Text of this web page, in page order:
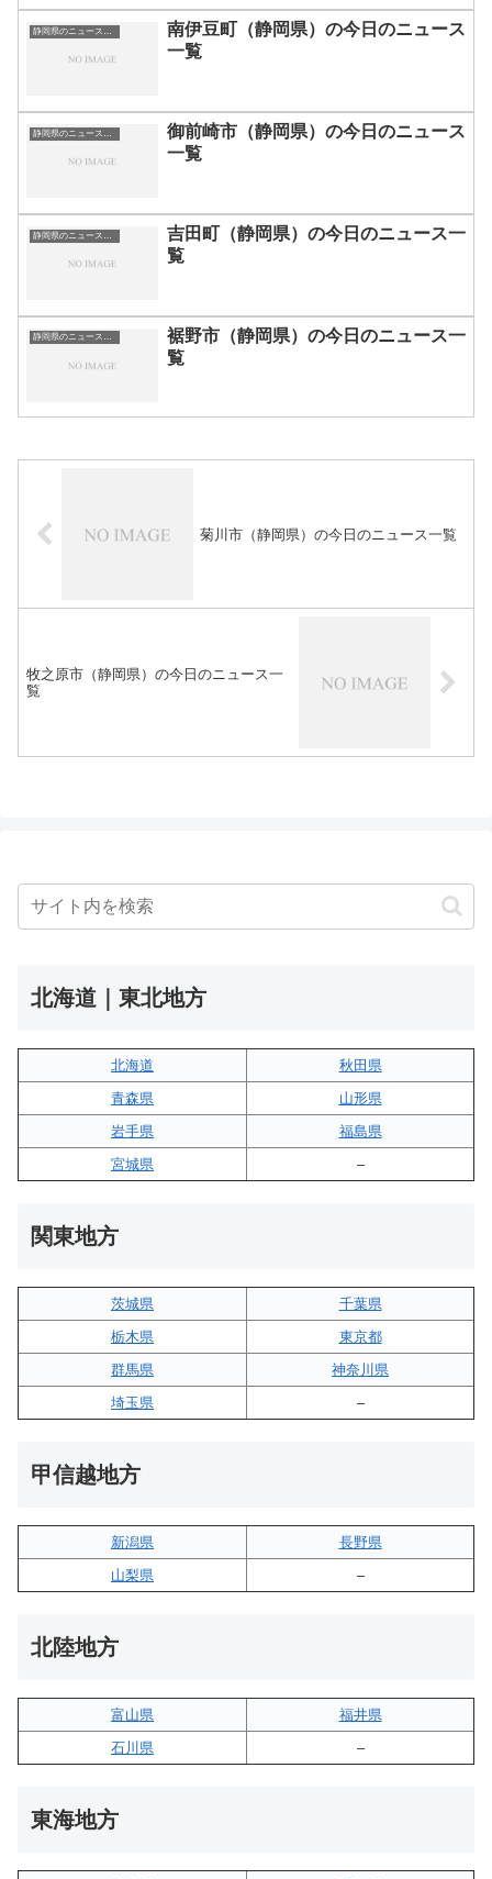
南伊豆町（静岡県）の今日のニュース
一覧
御前崎市（静岡県）の今日のニュース
一覧
吉田町（静岡県）の今日のニュース一
覧
静岡県のニュース一覧
裾野市（静岡県）の今日のニュース一
覧
菊川市（静岡県）の今日のニュース一覧
牧之原市（静岡県）の今日のニュース一
覧
北海道｜東北地方
北海道
秋田県
青森県
山形県
岩手県
福島県
宮城県
–
関東地方
茨城県
千葉県
栃木県
東京都
群馬県
神奈川県
埼玉県
–
甲信越地方
新潟県
長野県
山梨県
–
北陸地方
富山県
福井県
石川県
–
東海地方